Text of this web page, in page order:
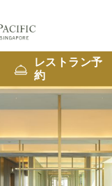
レストラン予
約